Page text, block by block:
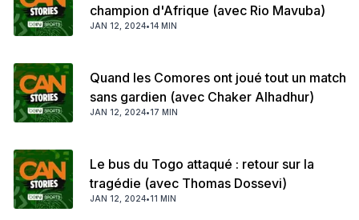
champion d'Afrique (avec Rio Mavuba)
JAN 12, 2024•14 MIN
Quand les Comores ont joué tout un match
sans gardien (avec Chaker Alhadhur)
JAN 12, 2024•17 MIN
Le bus du Togo attaqué : retour sur la
tragédie (avec Thomas Dossevi)
JAN 12, 2024•11 MIN